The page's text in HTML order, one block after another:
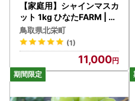
【家庭用】シャインマスカ
ット 1kg ひなたFARM | シ
ャインマスカット
鳥取県北栄町
(1)
11,000